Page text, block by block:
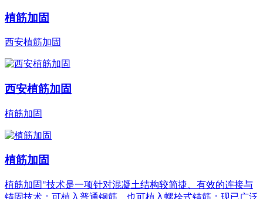
植筋加固
西安植筋加固
西安植筋加固
植筋加固
植筋加固
植筋加固"技术是一项针对混凝土结构较简捷、有效的连接与